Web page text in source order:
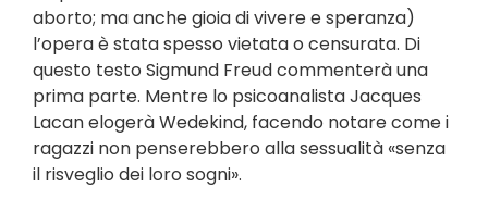
aborto; ma anche gioia di vivere e speranza)
l’opera è stata spesso vietata o censurata. Di
questo testo Sigmund Freud commenterà una
prima parte. Mentre lo psicoanalista Jacques
Lacan elogerà Wedekind, facendo notare come i
ragazzi non penserebbero alla sessualità «senza
il risveglio dei loro sogni».